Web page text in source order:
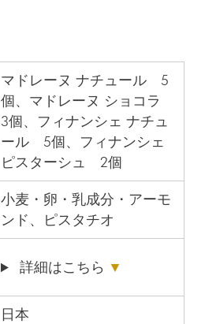
マドレーヌ ナチュール 5
個、マドレーヌ ショコラ
3個、フィナンシェ ナチュ
ール 5個、フィナンシェ
ピスターシュ 2個
小麦・卵・乳成分・アーモ
ンド、ピスタチオ
詳細はこちら ▼
日本